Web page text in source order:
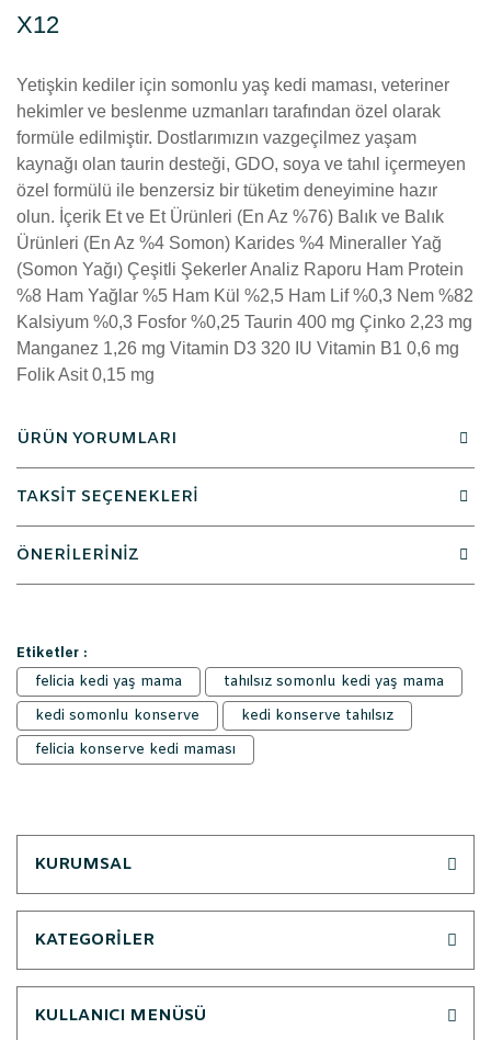
X12
Yetişkin kediler için somonlu yaş kedi maması, veteriner
hekimler ve beslenme uzmanları tarafından özel olarak
formüle edilmiştir. Dostlarımızın vazgeçilmez yaşam
kaynağı olan taurin desteği, GDO, soya ve tahıl içermeyen
özel formülü ile benzersiz bir tüketim deneyimine hazır
olun. İçerik Et ve Et Ürünleri (En Az %76) Balık ve Balık
Ürünleri (En Az %4 Somon) Karides %4 Mineraller Yağ
(Somon Yağı) Çeşitli Şekerler Analiz Raporu Ham Protein
%8 Ham Yağlar %5 Ham Kül %2,5 Ham Lif %0,3 Nem %82
Kalsiyum %0,3 Fosfor %0,25 Taurin 400 mg Çinko 2,23 mg
Manganez 1,26 mg Vitamin D3 320 IU Vitamin B1 0,6 mg
Folik Asit 0,15 mg
ÜRÜN YORUMLARI
TAKSİT SEÇENEKLERİ
ÖNERİLERİNİZ
Etiketler :
felicia kedi yaş mama
tahılsız somonlu kedi yaş mama
kedi somonlu konserve
kedi konserve tahılsız
felicia konserve kedi maması
KURUMSAL
KATEGORİLER
KULLANICI MENÜSÜ